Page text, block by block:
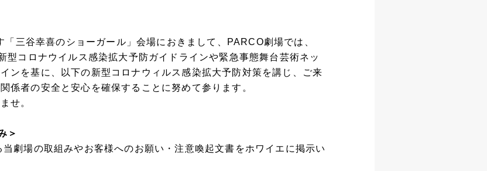
三谷幸喜のショーガール」会場におきまして、PARCO劇場では、
型コロナウイルス感染拡大予防ガイドラインや緊急事態舞台芸術ネッ
ンを基に、以下の新型コロナウィルス感染拡大予防対策を講じ、ご来
係者の安全と安心を確保することに努めて参ります。
せ。
＞
劇場の取組みやお客様へのお願い・注意喚起文書をホワイエに掲示い